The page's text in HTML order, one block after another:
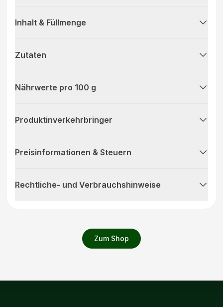
Zum Shop
Inhalt & Füllmenge
Zutaten
Nährwerte pro 100 g
Produktinverkehrbringer
Preisinformationen & Steuern
Rechtliche- und Verbrauchshinweise